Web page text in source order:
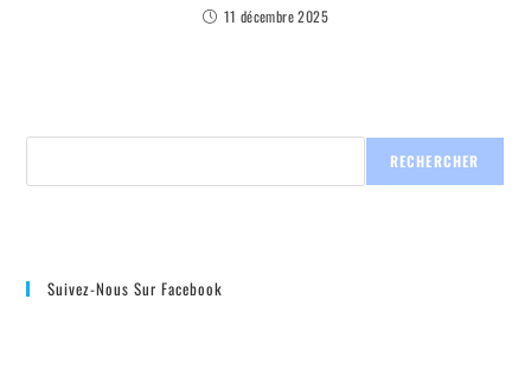
11 décembre 2025
RECHERCHER
Suivez-Nous Sur Facebook